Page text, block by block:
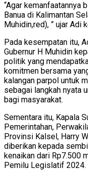
“Agar kemanfaatannya
Banua di Kalimantan
Muhidin,red), ” ujar Adi
Pada kesempatan itu,
Gubernur H Muhidin
politik yang
komitmen bersama
kalangan parpol untuk
sebagai langkah nyata
bagi masyarakat.
Sementara itu, Kapala
Pemerintahan,
Provinsi Kalsel, Harry
diberikan kepada
kenaikan dari Rp7.500
Pemilu Legislatif 2024.